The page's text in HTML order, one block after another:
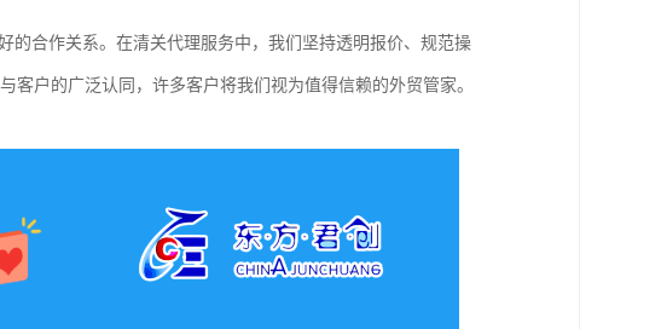
的合作关系。在清关代理服务中，我们坚持透明报价、规范操
户的广泛认同，许多客户将我们视为值得信赖的外贸管家。